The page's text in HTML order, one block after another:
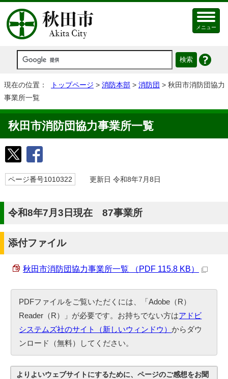
メニュー
現在の位置： トップページ > 消防本部 > 消防団 > 秋田市消防団協力
事業所一覧
秋田市消防団協力事業所一覧
ページ番号1010322 更新日 令和8年7月8日
令和8年7月3日現在 87事業所
添付ファイル
秋田市消防団協力事業所一覧 （PDF 115.8 KB）
PDFファイルをご覧いただくには、「Adobe（R）
Reader（R）」が必要です。お持ちでない方はアドビ
システムズ社のサイト（新しいウィンドウ）からダウ
ンロード（無料）してください。
よりよいウェブサイトにするために、ページのご感想をお聞